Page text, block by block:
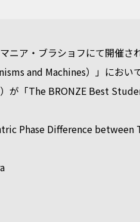
ニア・ブラショフにて開催さ
and Machines）」におい
が「The BRONZE Best
Phase Difference